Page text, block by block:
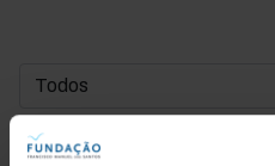
DATA DE INÍCIO